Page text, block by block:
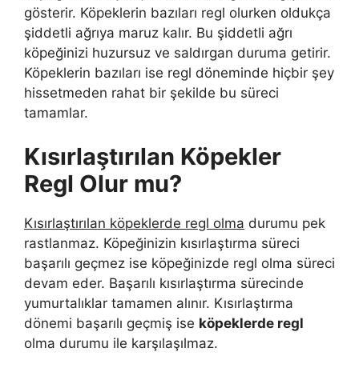
gösterir. Köpeklerin bazıları regl olurken oldukça
şiddetli ağrıya maruz kalır. Bu şiddetli ağrı
köpeğinizi huzursuz ve saldırgan duruma getirir.
Köpeklerin bazıları ise regl döneminde hiçbir şey
hissetmeden rahat bir şekilde bu süreci
tamamlar.
Kısırlaştırılan Köpekler
Regl Olur mu?
Kısırlaştırılan köpeklerde regl olma durumu pek
rastlanmaz. Köpeğinizin kısırlaştırma süreci
başarılı geçmez ise köpeğinizde regl olma süreci
devam eder. Başarılı kısırlaştırma sürecinde
yumurtalıklar tamamen alınır. Kısırlaştırma
dönemi başarılı geçmiş ise köpeklerde regl
olma durumu ile karşılaşılmaz.